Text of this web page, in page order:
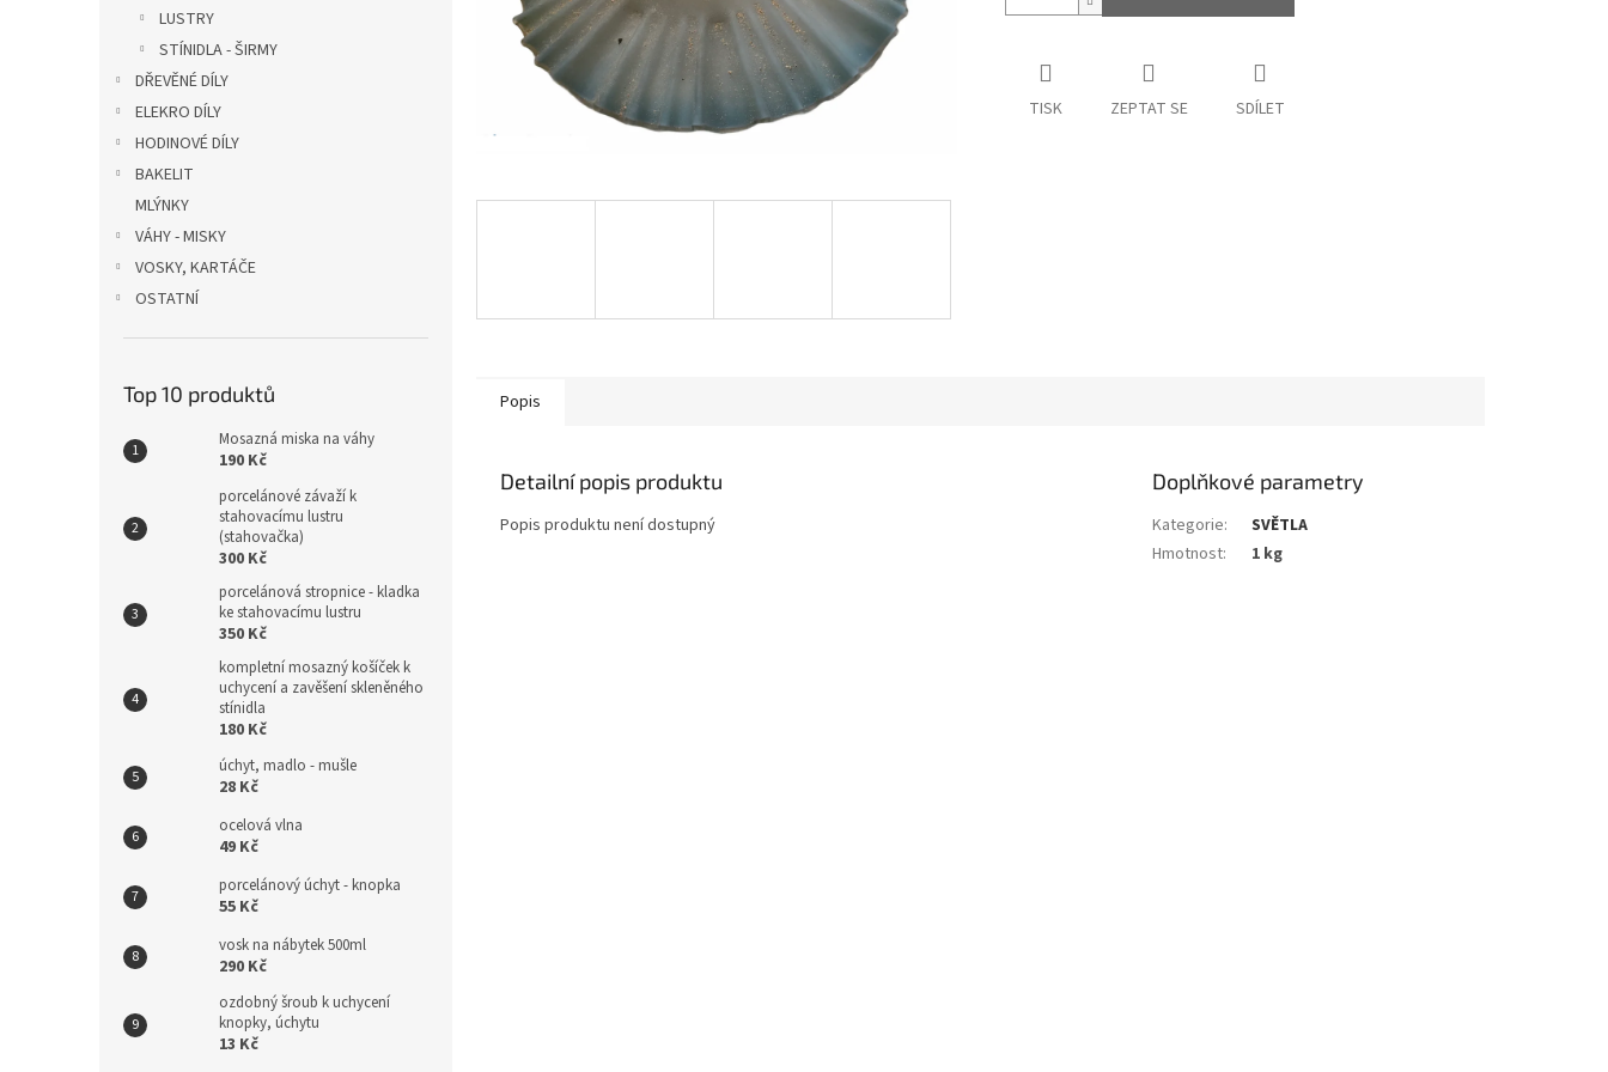
LUSTRY
STÍNIDLA - ŠIRMY
DŘEVĚNÉ DÍLY
ELEKRO DÍLY
HODINOVÉ DÍLY
BAKELIT
MLÝNKY
VÁHY - MISKY
VOSKY, KARTÁČE
OSTATNÍ
Top 10 produktů
Mosazná miska na váhy
190 Kč
porcelánové závaží k
stahovacímu lustru
(stahovačka)
300 Kč
porcelánová stropnice - kladka
ke stahovacímu lustru
350 Kč
kompletní mosazný košíček k
uchycení a zavěšení skleněného
stínidla
180 Kč
úchyt, madlo - mušle
28 Kč
ocelová vlna
49 Kč
porcelánový úchyt - knopka
55 Kč
vosk na nábytek 500ml
290 Kč
ozdobný šroub k uchycení
knopky, úchytu
13 Kč
TISK ZEPTAT SE SDÍLET
Popis
Detailní popis produktu
Popis produktu není dostupný
Doplňkové parametry
Kategorie:
SVĚTLA
Hmotnost: 1 kg